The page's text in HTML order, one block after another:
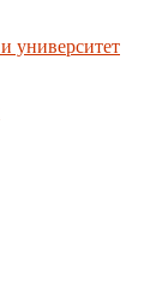
университет